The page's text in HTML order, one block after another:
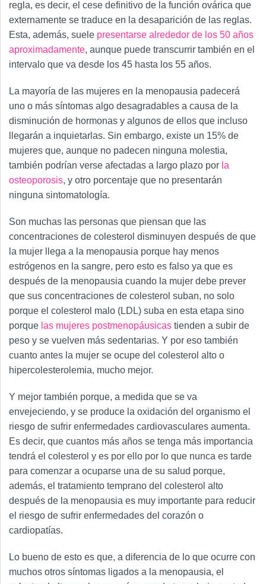
regla, es decir, el cese definitivo de la función ovárica que
externamente se traduce en la desaparición de las reglas.
Esta, además, suele presentarse alrededor de los 50 años
aproximadamente, aunque puede transcurrir también en el
intervalo que va desde los 45 hasta los 55 años.
La mayoría de las mujeres en la menopausia padecerá
uno o más síntomas algo desagradables a causa de la
disminución de hormonas y algunos de ellos que incluso
llegarán a inquietarlas. Sin embargo, existe un 15% de
mujeres que, aunque no padecen ninguna molestia,
también podrían verse afectadas a largo plazo por la
osteoporosis, y otro porcentaje que no presentarán
ninguna sintomatología.
Son muchas las personas que piensan que las
concentraciones de colesterol disminuyen después de que
la mujer llega a la menopausia porque hay menos
estrógenos en la sangre, pero esto es falso ya que es
después de la menopausia cuando la mujer debe prever
que sus concentraciones de colesterol suban, no solo
porque el colesterol malo (LDL) suba en esta etapa sino
porque las mujeres postmenopáusicas tienden a subir de
peso y se vuelven más sedentarias. Y por eso también
cuanto antes la mujer se ocupe del colesterol alto o
hipercolesterolemia, mucho mejor.
Y mejor también porque, a medida que se va
envejeciendo, y se produce la oxidación del organismo el
riesgo de sufrir enfermedades cardiovasculares aumenta.
Es decir, que cuantos más años se tenga más importancia
tendrá el colesterol y es por ello por lo que nunca es tarde
para comenzar a ocuparse una de su salud porque,
además, el tratamiento temprano del colesterol alto
después de la menopausia es muy importante para reducir
el riesgo de sufrir enfermedades del corazón o
cardiopatías.
Lo bueno de esto es que, a diferencia de lo que ocurre con
muchos otros síntomas ligados a la menopausia, el